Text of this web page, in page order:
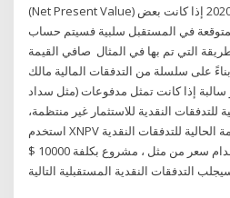
(Net Present Value) وعوا 24 حزيران (يونيو) 2020 إذا كانت بعض
في المستقبل سلبية فسيتم حساب
التي تم بها في المثال صافي القيمة
بناءً على سلسلة من التدفقات المالية مالك
سالبة إذا كانت تمثل مدفوعات (مثل سداد
النقدية للاستثمار غير منتظمة،
استخدم XNPV بدلاً للحصول على القيمة الحالية للتدفقات النقدية
المستقبلية ، يتعين استخدام سعر من مثل ، مشروع بكلفة 10000 $